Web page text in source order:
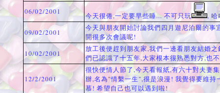
06/02/2001
今天很倦,一定要早些睡... 不可只玩
, 哈
09/02/2001
今天與朋友開始討論我們四月遊尼泊爾的
開很多次會議呢!
10/02/2001
放工後便趕到朋友家,我們一邊看朋友結婚
們已認識了十五年,大家根本很熟悉對方,也
12/2/2001
很快便情人節了,今天看報紙,有六十對夫妻
辦,名為"情繫一生",很是浪漫! 我覺得要維
慕! 希望自己也可以遇到啦!